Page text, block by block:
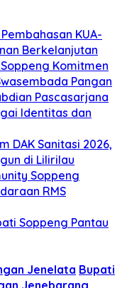
KUA-
Berkelanjutan
Komitmen
Pangan
Pascasarjana
Identitas dan
DAK Sanitasi 2026,
di Lilirilau
Soppeng
RMS
Soppeng Pantau
Jenelata Bupati
Jenebarang